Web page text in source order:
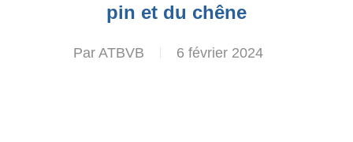
pin et du chêne
Par ATBVB 6 février 2024